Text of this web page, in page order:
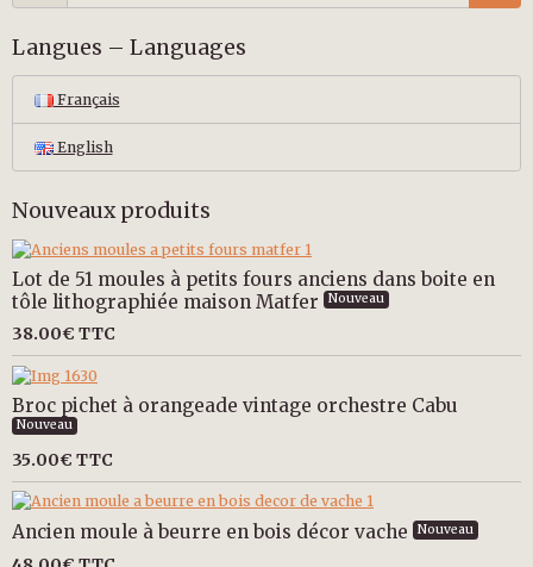
Langues – Languages
Français
English
Nouveaux produits
Lot de 51 moules à petits fours anciens dans boite en
tôle lithographiée maison Matfer
Nouveau
38.00€ TTC
Broc pichet à orangeade vintage orchestre Cabu
Nouveau
35.00€ TTC
Ancien moule à beurre en bois décor vache Nouveau